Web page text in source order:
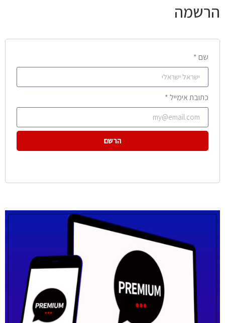
הרשמה
שם *
כתובת אימייל *
הרשם